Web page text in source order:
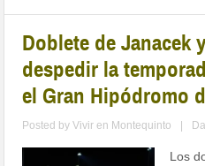
Doblete de Janacek
despedir la
el Gran Hipódromo
Posted byVivir en Montequinto
Los